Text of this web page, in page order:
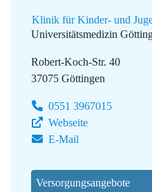
Klinik für Kinder- und
Universitätsmedizin
Robert-Koch-Str. 40
37075 Göttingen
0551 3967015
Webseite
E-Mail
Versorgungsangebote